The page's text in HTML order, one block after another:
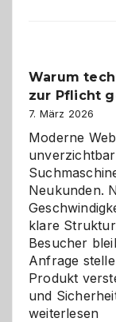
den
Warum
zur Pflicht
7. März 2026
Moderne
Neukunden.
klare
Besucher
Anfrage
Produkt
und
weiterlesen